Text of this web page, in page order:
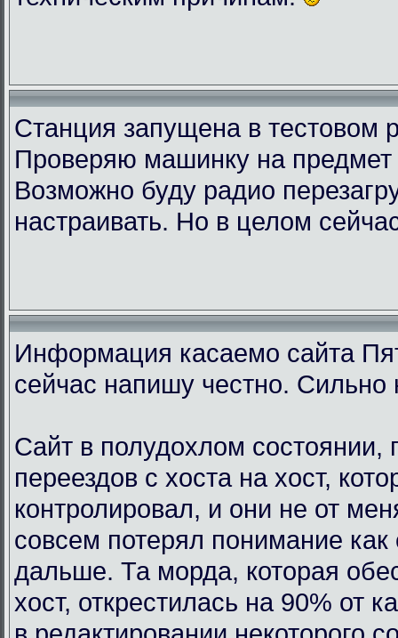
Станция запущена в тестовом
Проверяю машинку на предмет
Возможно буду радио
настраивать. Но в целом
Информация касаемо сайта
сейчас напишу честно. Сильно
Сайт в полудохлом состоянии,
переездов с хоста на хост,
контролировал, и они не от
совсем потерял понимание как
дальше. Та морда, которая
хост, открестилась на 90% от